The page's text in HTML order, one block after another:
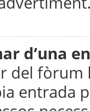
d’una
del
entrada